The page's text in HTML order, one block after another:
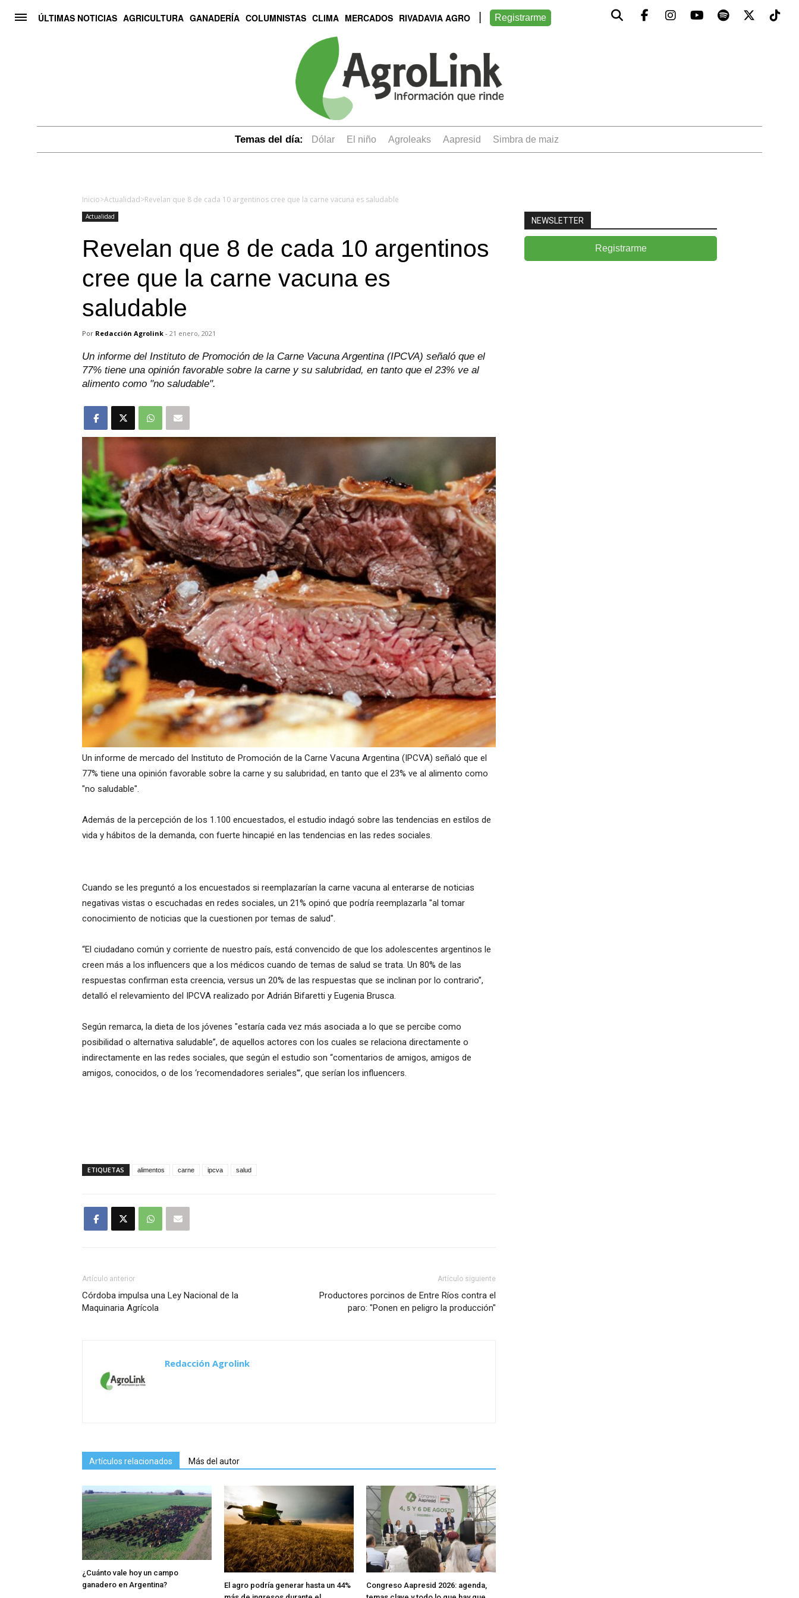
ÚLTIMAS NOTICIAS AGRICULTURA GANADERÍA COLUMNISTAS CLIMA MERCADOS RIVADAVIA AGRO Registrarme
Temas del día: dólar el niño Agroleaks aapresid simbra de maiz
Inicio>Actualidad>Revelan que 8 de cada 10 argentinos cree que la carne vacuna es saludable
Actualidad
Revelan que 8 de cada 10 argentinos
cree que la carne vacuna es
saludable
Por Redacción Agrolink - 21 enero, 2021
Un informe del Instituto de Promoción de la Carne Vacuna Argentina (IPCVA) señaló que el
77% tiene una opinión favorable sobre la carne y su salubridad, en tanto que el 23% ve al
alimento como "no saludable".
Un informe de mercado del Instituto de Promoción de la Carne Vacuna Argentina (IPCVA) señaló que el
77% tiene una opinión favorable sobre la carne y su salubridad, en tanto que el 23% ve al alimento como
"no saludable".
Además de la percepción de los 1.100 encuestados, el estudio indagó sobre las tendencias en estilos de
vida y hábitos de la demanda, con fuerte hincapié en las tendencias en las redes sociales.
Cuando se les preguntó a los encuestados si reemplazarían la carne vacuna al enterarse de noticias
negativas vistas o escuchadas en redes sociales, un 21% opinó que podría reemplazarla "al tomar
conocimiento de noticias que la cuestionen por temas de salud".
“El ciudadano común y corriente de nuestro país, está convencido de que los adolescentes argentinos le
creen más a los influencers que a los médicos cuando de temas de salud se trata. Un 80% de las
respuestas confirman esta creencia, versus un 20% de las respuestas que se inclinan por lo contrario”,
detalló el relevamiento del IPCVA realizado por Adrián Bifaretti y Eugenia Brusca.
Según remarca, la dieta de los jóvenes "estaría cada vez más asociada a lo que se percibe como
posibilidad o alternativa saludable”, de aquellos actores con los cuales se relaciona directamente o
indirectamente en las redes sociales, que según el estudio son “comentarios de amigos, amigos de
amigos, conocidos, o de los ‘recomendadores seriales'”, que serían los influencers.
ETIQUETAS alimentos carne ipcva salud
Artículo anterior
Córdoba impulsa una Ley Nacional de la
Maquinaria Agrícola
Artículo siguiente
Productores porcinos de Entre Ríos contra el
paro: "Ponen en peligro la producción"
Redacción Agrolink
Artículos relacionados Más del autor
¿Cuánto vale hoy un campo
ganadero en Argentina?
El agro podría generar hasta un 44%
Congreso Aapresid 2026: agenda,
NEWSLETTER
Registrarme